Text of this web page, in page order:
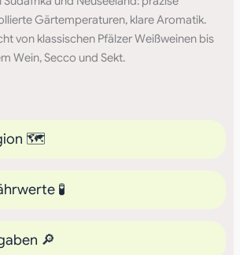
Gärtemperaturen, klare Aromatik.
von klassischen Pfälzer Weißweinen bis
Wein, Secco und Sekt.
🗺️
🧪
🔎